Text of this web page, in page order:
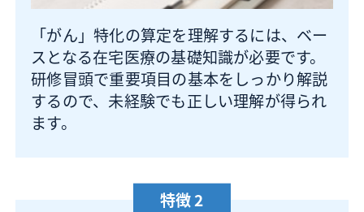
「がん」特化の算定を理解するには、ベー
スとなる在宅医療の基礎知識が必要です。
研修冒頭で重要項目の基本をしっかり解説
するので、未経験でも正しい理解が得られ
ます。
特徴 2